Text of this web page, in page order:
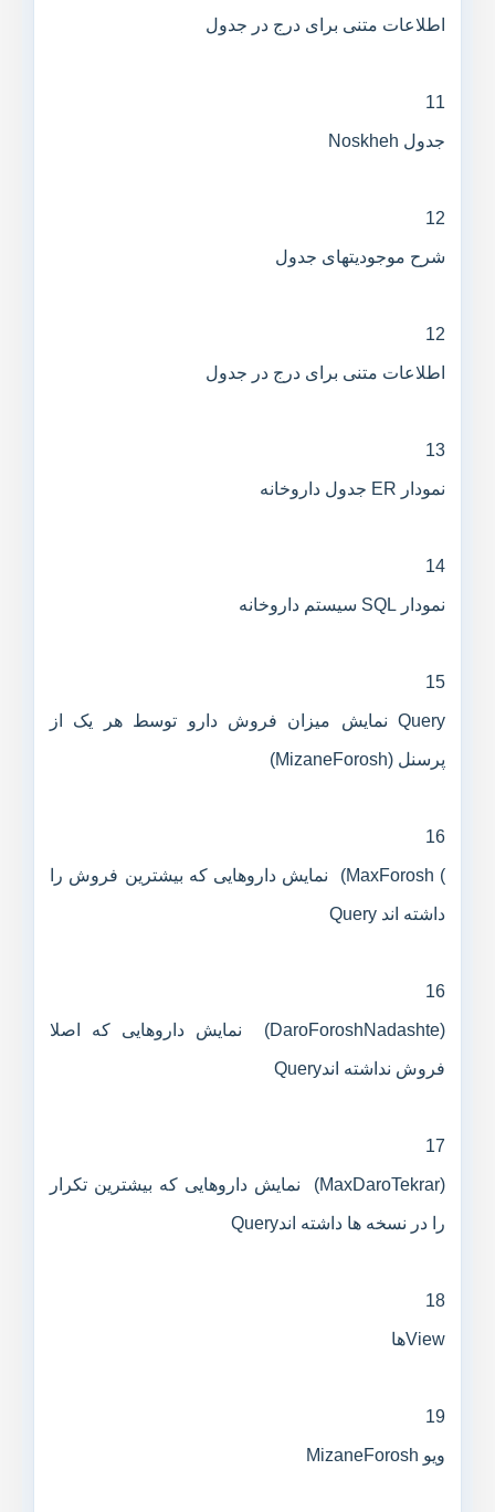
اطلاعات متنی برای درج در جدول
11
جدول Noskheh
12
شرح موجودیتهای جدول
12
اطلاعات متنی برای درج در جدول
13
نمودار ER جدول داروخانه
14
نمودار SQL سیستم داروخانه
15
Query نمایش میزان فروش دارو توسط هر یک از
پرسنل (MizaneForosh)
16
) MaxForosh) نمایش داروهایی که بیشترین فروش را
داشته اند Query
16
(DaroForoshNadashte) نمایش داروهایی که اصلا
فروش نداشته اندQuery
17
(MaxDaroTekrar) نمایش داروهایی که بیشترین تکرار
را در نسخه ها داشته اندQuery
18
Viewها
19
ویو MizaneForosh